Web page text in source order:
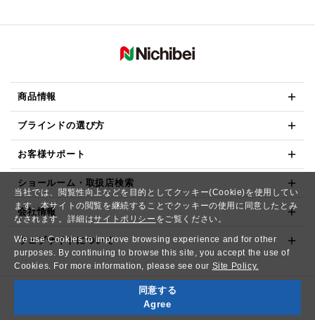
当社では、閲覧性向上などを目的としてクッキー(Cookie)を使用してい
ます。本サイトの閲覧を継続することでクッキーの使用に同意したとみ
なされます。詳細はサイトポリシー をご覧ください。
We use Cookies to improve browsing experience and for other
purposes. By continuing to browse this site, you accept the use of
Cookies. For more information, please see our Site Policy.
同意する
Agree
商品情報
ブラインドの選び方
お客様サポート
ショールーム・取扱店検索
会社情報
ウェブサイトについて
Copyright© NICHIBEI CO.,LTD. All Rights Reserved.